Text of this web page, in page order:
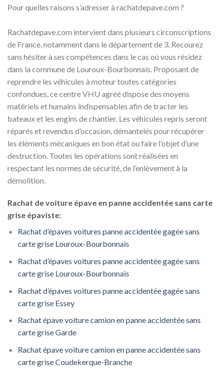
Pour quelles raisons s’adresser à rachatdepave.com ?
Rachatdepave.com intervient dans plusieurs circonscriptions
de France, notamment dans le département de 3. Recourez
sans hésiter à ses compétences dans le cas où vous résidez
dans la commune de Louroux-Bourbonnais. Proposant de
reprendre les véhicules à moteur toutes catégories
confondues, ce centre VHU agréé dispose des moyens
matériels et humains indispensables afin de tracter les
bateaux et les engins de chantier. Les véhicules repris seront
réparés et revendus d’occasion, démantelés pour récupérer
les éléments mécaniques en bon état ou faire l’objet d’une
destruction. Toutes les opérations sont réalisées en
respectant les normes de sécurité, de l’enlèvement à la
démolition.
Rachat de voiture épave en panne accidentée sans carte
grise épaviste:
Rachat d’épaves voitures panne accidentée gagée sans
carte grise Louroux-Bourbonnais
Rachat d’épaves voitures panne accidentée gagée sans
carte grise Louroux-Bourbonnais
Rachat d’épaves voitures panne accidentée gagée sans
carte grise Essey
Rachat épave voiture camion en panne accidentée sans
carte grise Garde
Rachat épave voiture camion en panne accidentée sans
carte grise Coudekerque-Branche